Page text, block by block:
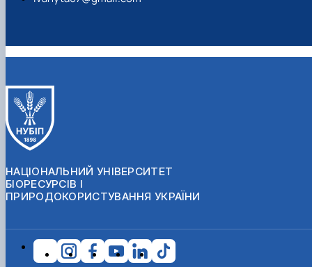
НАЦІОНАЛЬНИЙ УНІВЕРСИТЕТ
БІОРЕСУРСІВ І
ПРИРОДОКОРИСТУВАННЯ УКРАЇНИ